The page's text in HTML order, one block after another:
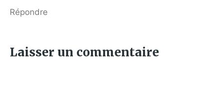
Répondre
Laisser un commentaire